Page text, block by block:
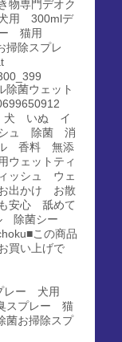
物専門デオク
用 300mlデ
ー 猫用
除スプレ
菌ウェット
犬 いぬ イ
ュ 除菌 消
香料 無添
ェットティ
ッシュ ウェ
出かけ お散
安心 舐めて
除菌シー
この商品
買い上げで
レー 犬用
スプレー 猫
お掃除スプ